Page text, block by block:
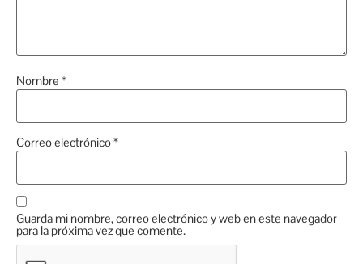
Nombre *
Correo electrónico*
Guarda mi nombre, correo electrónico y web en este navegador
para la próxima vez que comente.